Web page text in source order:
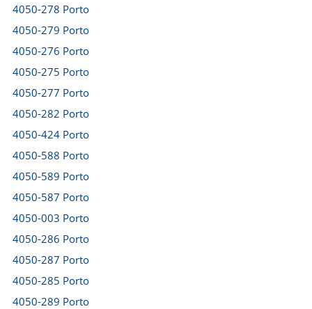
4050-278 Porto
4050-279 Porto
4050-276 Porto
4050-275 Porto
4050-277 Porto
4050-282 Porto
4050-424 Porto
4050-588 Porto
4050-589 Porto
4050-587 Porto
4050-003 Porto
4050-286 Porto
4050-287 Porto
4050-285 Porto
4050-289 Porto